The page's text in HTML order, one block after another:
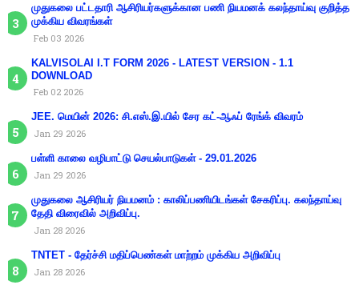
முதுகலை பட்டதாரி ஆசிரியர்களுக்கான பணி நியமனக் கலந்தாய்வு குறித்த
முக்கிய விவரங்கள்
Feb 03 2026
KALVISOLAI I.T FORM 2026 - LATEST VERSION - 1.1
DOWNLOAD
Feb 02 2026
JEE. மெயின் 2026: சி.எஸ்.இ.யில் சேர கட்-ஆஃப் ரேங்க் விவரம்
Jan 29 2026
பள்ளி காலை வழிபாட்டு செயல்பாடுகள் - 29.01.2026
Jan 29 2026
முதுகலை ஆசிரியர் நியமனம் : காலிப்பணியிடங்கள் சேகரிப்பு. கலந்தாய்வு
தேதி விரைவில் அறிவிப்பு.
Jan 28 2026
TNTET - தேர்ச்சி மதிப்பெண்கள் மாற்றம் முக்கிய அறிவிப்பு
Jan 28 2026